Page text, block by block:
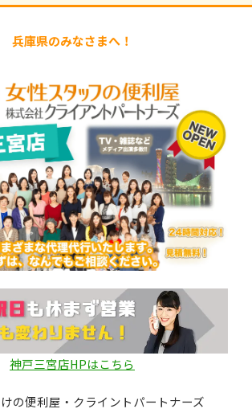
兵庫県のみなさまへ！
神戸三宮店HPはこちら
の便利屋・クライントパートナーズ